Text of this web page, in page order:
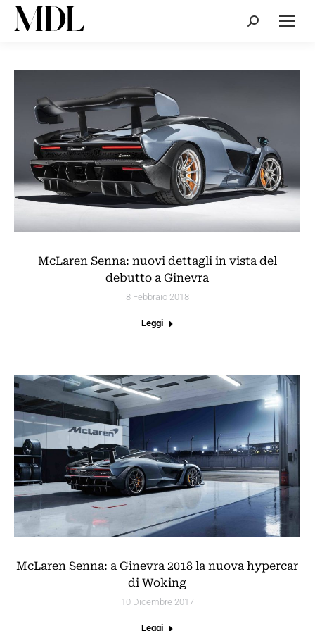
Cerca:
McLaren Senna: nuovi dettagli in vista del
debutto a Ginevra
8 Febbraio 2018
Leggi
McLaren Senna: a Ginevra 2018 la nuova hypercar
di Woking
10 Dicembre 2017
Leggi